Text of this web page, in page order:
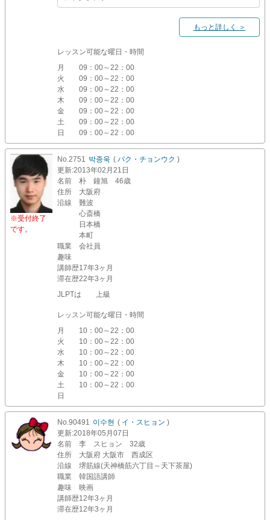
もっと詳しく ＞
レッスン可能な曜日・時間
月
09：00～22：00
火
09：00～22：00
水
09：00～22：00
木
09：00～22：00
金
09：00～22：00
土
09：00～22：00
日
09：00～22：00
※受付終了
です。
No.2751 박종욱 ( パク・チョンウク )
更新:2013年02月21日
名前
朴 鐘旭 46歳
住所
大阪府
沿線
難波
心斎橋
日本橋
本町
職業
会社員
趣味
講師歴17年3ヶ月
滞在歴22年3ヶ月
JLPTは 上級
レッスン可能な曜日・時間
月
10：00～22：00
火
10：00～22：00
水
10：00～22：00
木
10：00～22：00
金
10：00～22：00
土
10：00～22：00
日
No.90491 이수현 ( イ・スヒョン )
更新:2018年05月07日
名前
李 スヒョン 32歳
住所
大阪府 大阪市 西成区
沿線
堺筋線(天神橋筋六丁目～天下茶屋)
職業
韓国語講師
趣味
映画
講師歴12年3ヶ月
滞在歴12年3ヶ月